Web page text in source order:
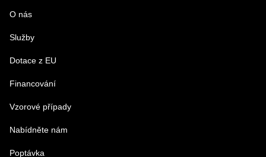
PRODUKT
MENO
E-MAIL
O nás
Služby
Dotace z EU
Financování
Vzorové případy
Nabídněte nám
Poptávka